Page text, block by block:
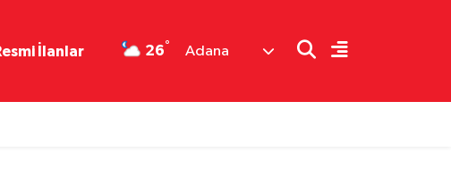
İlanlar 26° Adana